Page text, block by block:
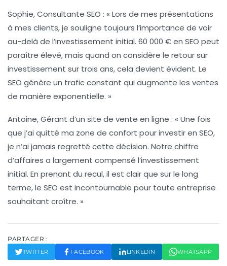
Sophie, Consultante SEO : « Lors de mes présentations
à mes clients, je souligne toujours l’importance de voir
au-delà de l’investissement initial. 60 000 € en SEO peut
paraître élevé, mais quand on considère le retour sur
investissement sur trois ans, cela devient évident. Le
SEO génère un trafic constant qui augmente les ventes
de manière exponentielle. »
Antoine, Gérant d’un site de vente en ligne : « Une fois
que j’ai quitté ma zone de confort pour investir en SEO,
je n’ai jamais regretté cette décision. Notre chiffre
d’affaires a largement compensé l’investissement
initial. En prenant du recul, il est clair que sur le long
terme, le SEO est incontournable pour toute entreprise
souhaitant croître. »
PARTAGER :
TWITTER FACEBOOK LINKEDIN WHATSAPP